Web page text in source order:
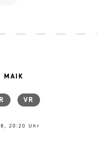
MAIK
VR
20:20 Uhr